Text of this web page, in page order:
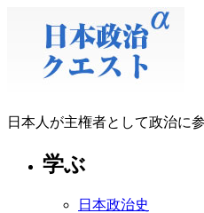
日本人が主権者として政治に
学ぶ
日本政治史